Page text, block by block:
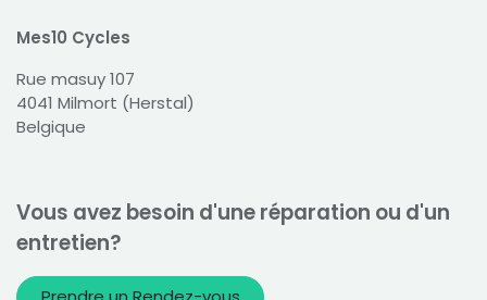
Mes10 Cycles
Rue masuy 107
4041 Milmort (Herstal)
Belgique
Vous avez besoin d'une réparation ou d'un
entretien?